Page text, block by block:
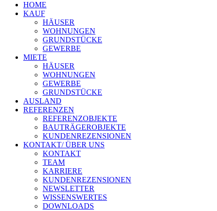
HOME
KAUF
HÄUSER
WOHNUNGEN
GRUNDSTÜCKE
GEWERBE
MIETE
HÄUSER
WOHNUNGEN
GEWERBE
GRUNDSTÜCKE
AUSLAND
REFERENZEN
REFERENZOBJEKTE
BAUTRÄGEROBJEKTE
KUNDENREZENSIONEN
KONTAKT/ ÜBER UNS
KONTAKT
TEAM
KARRIERE
KUNDENREZENSIONEN
NEWSLETTER
WISSENSWERTES
DOWNLOADS